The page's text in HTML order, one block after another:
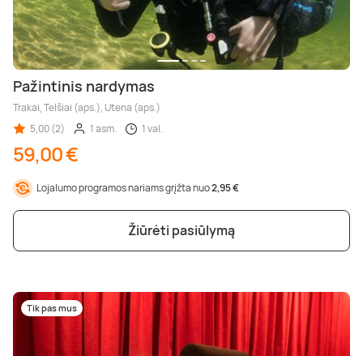
Pažintinis nardymas
Trakai, Telšiai (aps.), Utena (aps.)
5,00 (2)
1 asm. 1 val.
59,00 €
Lojalumo programos nariams grįžta nuo2,95 €
Žiūrėti pasiūlymą
Tik pas mus